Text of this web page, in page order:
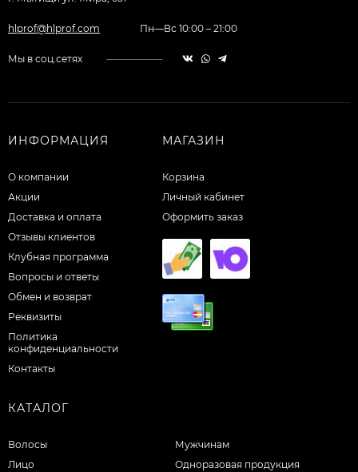
hlprof@hlprof.com Пн—Вс 10:00 – 21:00
Мы в соц.сетях
ИНФОРМАЦИЯ
О компании
Акции
Доставка и оплата
Отзывы клиентов
Клубная программа
Вопросы и ответы
Обмен и возврат
Реквизиты
Политика
конфиденциальности
Контакты
МАГАЗИН
Корзина
Личный кабинет
Оформить заказ
КАТАЛОГ
Волосы
Лицо
Мужчинам
Одноразовая продукция